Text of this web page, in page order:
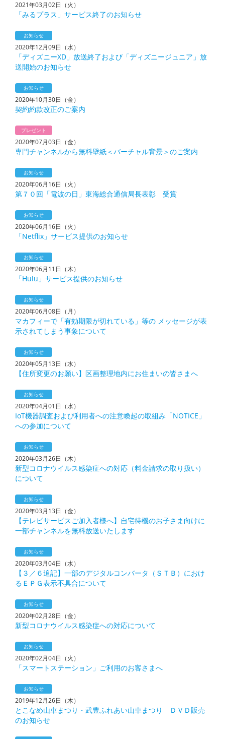
2021年03月02日（火）
「みるプラス」サービス終了のお知らせ
お知らせ
2020年12月09日（水）
「ディズニーXD」放送終了および「ディズニージュニア」放
送開始のお知らせ
お知らせ
2020年10月30日（金）
契約約款改正のご案内
プレゼント
2020年07月03日（金）
専門チャンネルから無料壁紙＜バーチャル背景＞のご案内
お知らせ
2020年06月16日（火）
第７０回「電波の日」東海総合通信局長表彰 受賞
お知らせ
2020年06月16日（火）
「Netflix」サービス提供のお知らせ
お知らせ
2020年06月11日（木）
「Hulu」サービス提供のお知らせ
お知らせ
2020年06月08日（月）
マカフィーで「有効期限が切れている」等の メッセージが表
示されてしまう事象について
お知らせ
2020年05月13日（水）
【住所変更のお願い】区画整理地内にお住まいの皆さまへ
お知らせ
2020年04月01日（水）
IoT機器調査および利用者への注意喚起の取組み「NOTICE」
への参加について
お知らせ
2020年03月26日（木）
新型コロナウイルス感染症への対応（料金請求の取り扱い）
について
お知らせ
2020年03月13日（金）
【テレビサービスご加入者様へ】自宅待機のお子さま向けに
一部チャンネルを無料放送いたします
お知らせ
2020年03月04日（水）
【３／６追記】一部のデジタルコンバータ（ＳＴＢ）におけ
るＥＰＧ表示不具合について
お知らせ
2020年02月28日（金）
新型コロナウイルス感染症への対応について
お知らせ
2020年02月04日（火）
「スマートステーション」ご利用のお客さまへ
お知らせ
2019年12月26日（木）
とこなめ山車まつり・武豊ふれあい山車まつり ＤＶＤ販売
のお知らせ